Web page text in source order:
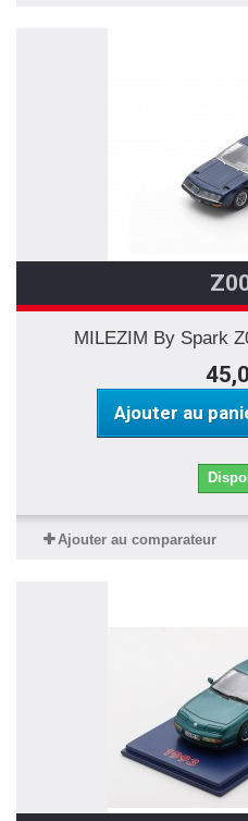
MILEZIM By Spark
Ajouter au
Ajouter au comparateur